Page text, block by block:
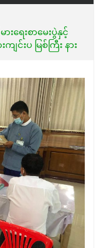
ရေးစာမေးပွဲနှင့်
င်းပ မြစ်ကြီး နား